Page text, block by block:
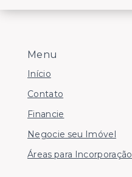
Menu
Início
Contato
Financie
Negocie seu Imóvel
Áreas para Incorporação